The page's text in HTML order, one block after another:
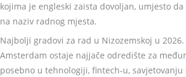
kojima je engleski zaista dovoljan, umjesto
na naziv radnog mjesta.
Najbolji gradovi za rad u Nizozemskoj u 2026.
Amsterdam ostaje najjače odredište za
posebno u tehnologiji, fintech-u,